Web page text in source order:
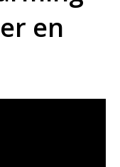
en